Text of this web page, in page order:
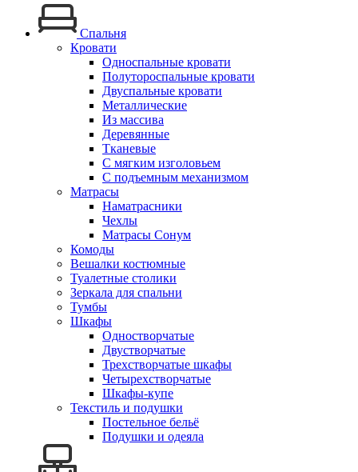
Спальня
Кровати
Односпальные кровати
Полутороспальные кровати
Двуспальные кровати
Металлические
Из массива
Деревянные
Тканевые
С мягким изголовьем
С подъемным механизмом
Матрасы
Наматрасники
Чехлы
Матрасы Сонум
Комоды
Вешалки костюмные
Туалетные столики
Зеркала для спальни
Тумбы
Шкафы
Одностворчатые
Двустворчатые
Трехстворчатые шкафы
Четырехстворчатые
Шкафы-купе
Текстиль и подушки
Постельное бельё
Подушки и одеяла